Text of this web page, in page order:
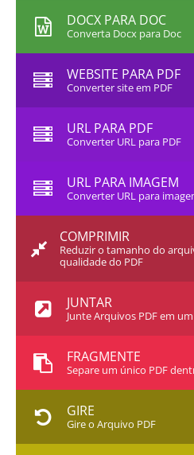
DOCX PARA DOC
Converta Docx para Doc
WEBSITE PARA PDF
Converter site em PDF
URL PARA PDF
Converter URL para PDF
URL PARA IMAGEM
Converter URL para
COMPRIMIR
Reduzir o tamanho do
qualidade do PDF
JUNTAR
Junte Arquivos PDF em
FRAGMENTE
Separe um único PDF
GIRE
Gire o Arquivo PDF